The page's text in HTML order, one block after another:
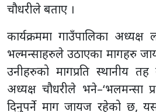
चौधरीले बताए ।
कार्यक्रममा गाउँपालिका अध्यक्ष
भल्मन्साहरुले उठाएका मागहरु
उनीहरुको मागप्रति स्थानीय
अध्यक्ष चौधरीले भने–‘भलमन्सा
दिनुपर्ने माग जायज रहेको छ,